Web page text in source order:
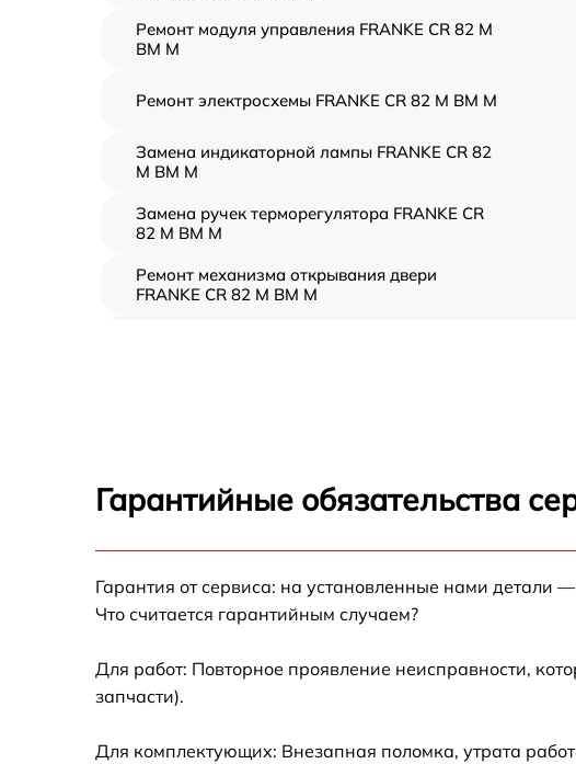
Ремонт модуля управления FRANKE CR 82 M
BM M
Ремонт электросхемы FRANKE CR 82 M BM M
Замена индикаторной лампы FRANKE CR 82
M BM M
Замена ручек терморегулятора FRANKE CR
82 M BM M
Ремонт механизма открывания двери
FRANKE CR 82 M BM M
Замена термодатчика FRANKE CR 82 M BM M
BM M
Гарантийные обязательства
Гарантия от сервиса: на установленные нами детали
Что считается гарантийным случаем?
Для работ: Повторное проявление неисправности,
запчасти).
Для комплектующих: Внезапная поломка, утрата